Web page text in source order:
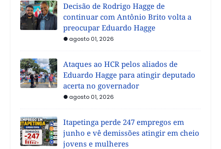
Decisão de Rodrigo Hagge de
continuar com Antônio Brito volta a
preocupar Eduardo Hagge
agosto 01, 2026
Ataques ao HCR pelos aliados de
Eduardo Hagge para atingir deputado
acerta no governador
agosto 01, 2026
Itapetinga perde 247 empregos em
junho e vê demissões atingir em cheio
jovens e mulheres